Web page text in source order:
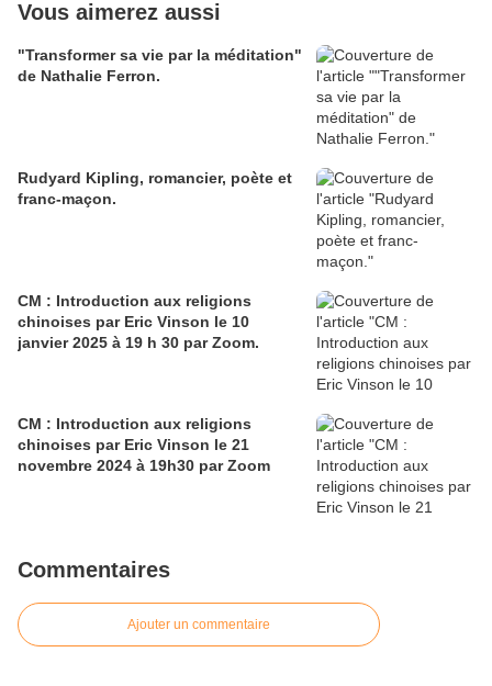
Vous aimerez aussi
"Transformer sa vie par la méditation"
de Nathalie Ferron.
Rudyard Kipling, romancier, poète et
franc-maçon.
CM : Introduction aux religions
chinoises par Eric Vinson le 10
janvier 2025 à 19 h 30 par Zoom.
CM : Introduction aux religions
chinoises par Eric Vinson le 21
novembre 2024 à 19h30 par Zoom
Commentaires
Ajouter un commentaire